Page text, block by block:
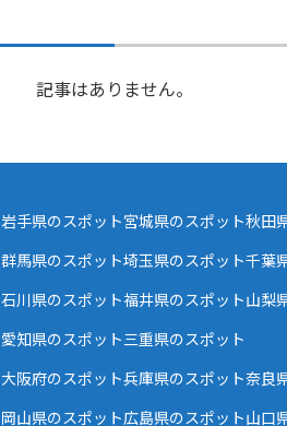
記事はありません。
岩手県のスポット宮城県のスポット秋田
群馬県のスポット埼玉県のスポット千葉
石川県のスポット福井県のスポット山梨
愛知県のスポット三重県のスポット
大阪府のスポット兵庫県のスポット奈良
岡山県のスポット広島県のスポット山口